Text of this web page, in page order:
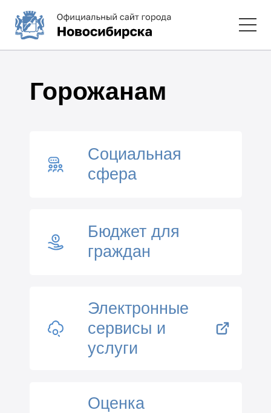
Горожанам
Социальная
сфера
Бюджет для
граждан
Электронные
сервисы и
услуги
Оценка